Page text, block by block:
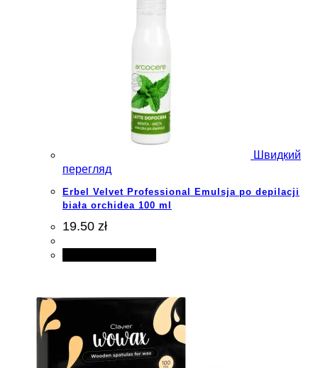
Швидкий
перегляд
Erbel Velvet Professional Emulsja po depilacji
biała orchidea 100 ml
19.50 zł